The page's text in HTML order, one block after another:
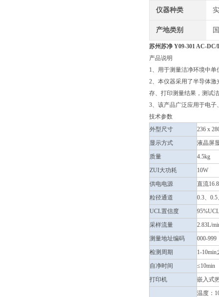
仪器种类
产地类别
苏州苏净 Y09-301 AC-
产品说明
1、用于测量洁净环境中
2、本仪器采用了半导体
存、打印测量结果，测试
3、该产品广泛应用于电
技术参数
外型尺寸
236 x
显示方式
液晶屏
质量
4.5kg
ZUI大功耗
10W
供电电源
直流
粒径通道
0.3、
UCL置信度
采样流量
2.83L/
测量地址编码
000-999
检测周期
1-
自净时间
≤10min
打印机
嵌入式
温度：